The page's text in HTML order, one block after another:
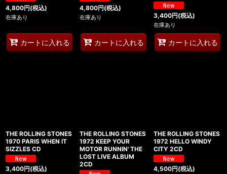
4,800円(税込)
在庫あり
カートに入れる
4,800円(税込)
在庫あり
カートに入れる
3,400円(税込)
在庫あり
カートに入れる
THE ROLLING STONES
1970 PARIS WHEN IT
SIZZLES CD
3,400円(税込)
THE ROLLING STONES
1972 KEEP YOUR
MOTOR RUNNIN' THE
LOST LIVE ALBUM
2CD
THE ROLLING STONES
1972 HELLO WINDY
CITY 2CD
4,500円(税込)